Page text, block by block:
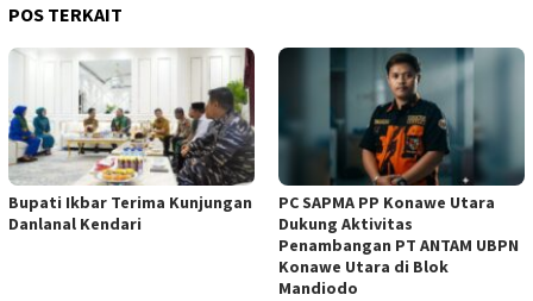
POS TERKAIT
Bupati Ikbar Terima Kunjungan
Danlanal Kendari
PC SAPMA PP Konawe Utara
Dukung Aktivitas
Penambangan PT ANTAM UBPN
Konawe Utara di Blok
Mandiodo